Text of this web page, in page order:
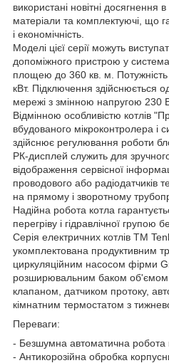
використані новітні досягнення
матеріали та комплектуючі, що
і економічність.
Моделі цієї серії можуть
допоміжного пристрою у
площею до 360 кв. м. Потужність
кВт. Підключення здійснюється
мережі з змінною напругою 230 В
Відмінною особливістю котлів
вбудованого мікроконтролера і
здійснює регулювання роботи
РК-дисплей служить для
відображення сервісної
проводового або радіодатчиків
на прямому і зворотному
Надійна робота котла
перегріву і гідравлічної групою
Серія електричних котлів TM
укомплектована продуктивним
циркуляційним насосом фірми
розширювальним баком об'ємом
клапаном, датчиком протоку,
кімнатним термостатом з
Переваги:
- Безшумна автоматична робота
- Антикорозійна обробка